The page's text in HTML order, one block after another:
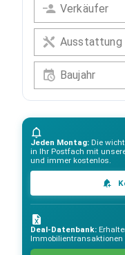
Verkäufer
Ausstattung
Baujahr
Jeden Montag: Die
in Ihr Postfach mit
und immer kostenlos.
Deal-Datenbank:
Immobilientransaktionen